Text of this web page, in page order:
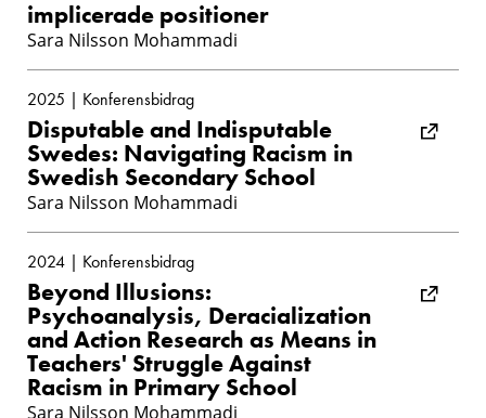
implicerade positioner
Sara Nilsson Mohammadi
2025 | Konferensbidrag
Disputable and Indisputable
Swedes: Navigating Racism in
Swedish Secondary School
Sara Nilsson Mohammadi
2024 | Konferensbidrag
Beyond Illusions:
Psychoanalysis, Deracialization
and Action Research as Means in
Teachers' Struggle Against
Racism in Primary School
Sara Nilsson Mohammadi